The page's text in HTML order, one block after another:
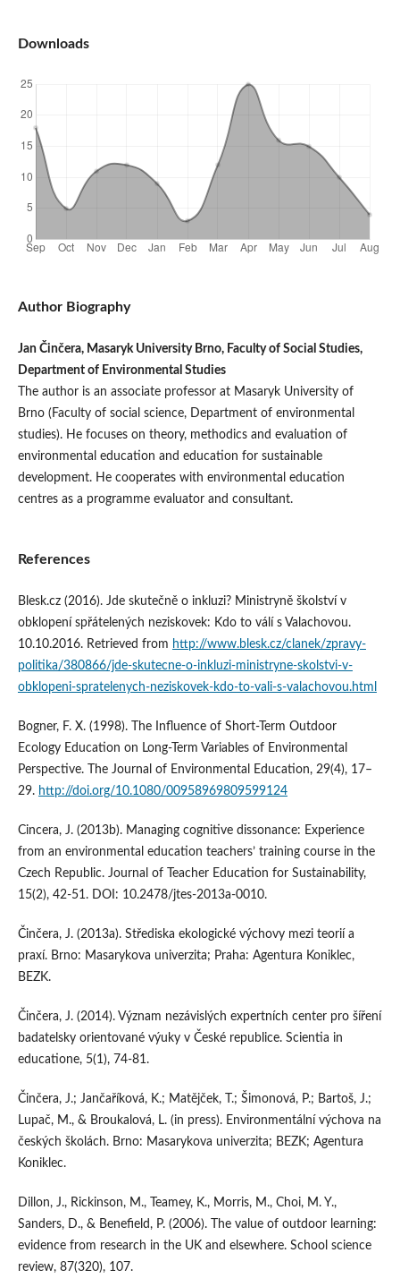
Downloads
Author Biography
Jan Činčera, Masaryk University Brno, Faculty of Social Studies,
Department of Environmental Studies
The author is an associate professor at Masaryk University of
Brno (Faculty of social science, Department of environmental
studies). He focuses on theory, methodics and evaluation of
environmental education and education for sustainable
development. He cooperates with environmental education
centres as a programme evaluator and consultant.
References
Blesk.cz (2016). Jde skutečně o inkluzi? Ministryně školství v
obklopení spřátelených neziskovek: Kdo to válí s Valachovou.
10.10.2016. Retrieved from http://www.blesk.cz/clanek/zpravy-
politika/380866/jde-skutecne-o-inkluzi-ministryne-skolstvi-v-
obklopeni-spratelenych-neziskovek-kdo-to-vali-s-valachovou.html
Bogner, F. X. (1998). The Influence of Short-Term Outdoor
Ecology Education on Long-Term Variables of Environmental
Perspective. The Journal of Environmental Education, 29(4), 17–
29. http://doi.org/10.1080/00958969809599124
Cincera, J. (2013b). Managing cognitive dissonance: Experience
from an environmental education teachers’ training course in the
Czech Republic. Journal of Teacher Education for Sustainability,
15(2), 42-51. DOI: 10.2478/jtes-2013a-0010.
Činčera, J. (2013a). Střediska ekologické výchovy mezi teorií a
praxí. Brno: Masarykova univerzita; Praha: Agentura Koniklec,
BEZK.
Činčera, J. (2014). Význam nezávislých expertních center pro šíření
badatelsky orientované výuky v České republice. Scientia in
educatione, 5(1), 74-81.
Činčera, J.; Jančaříková, K.; Matějček, T.; Šimonová, P.; Bartoš, J.;
Lupač, M., & Broukalová, L. (in press). Environmentální výchova na
českých školách. Brno: Masarykova univerzita; BEZK; Agentura
Koniklec.
Dillon, J., Rickinson, M., Teamey, K., Morris, M., Choi, M. Y.,
Sanders, D., & Benefield, P. (2006). The value of outdoor learning:
evidence from research in the UK and elsewhere. School science
review, 87(320), 107.